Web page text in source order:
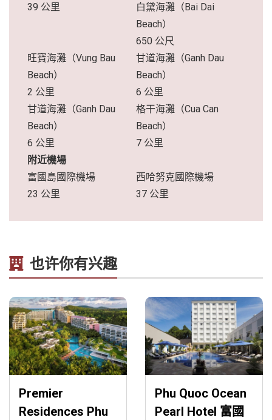
39 公里
白黛海灘（Bai Dai
Beach）
650 公尺
旺寶海灘（Vung Bau
Beach）
2 公里
甘道海灘（Ganh Dau
Beach）
6 公里
甘道海灘（Ganh Dau
Beach）
6 公里
格干海灘（Cua Can
Beach）
7 公里
附近機場
富國島國際機場
23 公里
西哈努克國際機場
37 公里
也许你有兴趣
Premier
Residences Phu
Phu Quoc Ocean
Pearl Hotel 富國